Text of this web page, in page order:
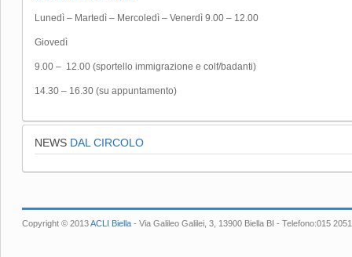
Lunedì – Martedì – Mercoledì – Venerdì 9.00 – 12.00
Giovedì
9.00 – 12.00 (sportello immigrazione e colf/badanti)
14.30 – 16.30 (su appuntamento)
NEWS DAL CIRCOLO
Copyright © 2013ACLI Biella - Via Galileo Galilei, 3, 13900 Biella BI - Telefono:015